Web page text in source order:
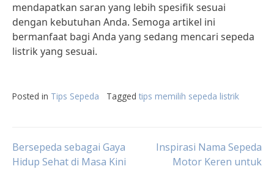
mendapatkan saran yang lebih spesifik sesuai
dengan kebutuhan Anda. Semoga artikel ini
bermanfaat bagi Anda yang sedang mencari sepeda
listrik yang sesuai.
Posted in Tips Sepeda Tagged tips memilih sepeda listrik
Post
Bersepeda sebagai Gaya
Hidup Sehat di Masa Kini
Inspirasi Nama Sepeda
Motor Keren untuk